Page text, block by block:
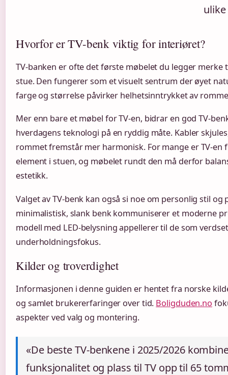
Hvorfor er TV-benk viktig for interiøret?
TV-banken er ofte det første møbelet du legger merke
stue. Den fungerer som et visuelt sentrum der øyet
farge og størrelse påvirker helhetsinntrykket av
Mer enn bare et møbel for TV-en, bidrar en god TV-
hverdagens teknologi på en ryddig måte. Kabler
rommet fremstår mer harmonisk. For mange er TV-
element i stuen, og møbelet rundt den må derfor
estetikk.
Valget av TV-benk kan også si noe om personlig stil og
minimalistisk, slank benk kommuniserer et moderne
modell med LED-belysning appellerer til de som
underholdningsfokus.
Kilder og troverdighet
Informasjonen i denne guiden er hentet fra norske
og samlet brukererfaringer over tid. Boligduden.no
aspekter ved valg og montering.
«De beste TV-benkene i 2025/2026
funksjonalitet og plass til TV opp til 65